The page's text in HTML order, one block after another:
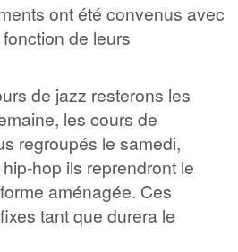
ont été convenus avec
de leurs
de jazz resterons les
les cours de
regroupés le samedi,
hop ils reprendront le
aménagée. Ces
tant que durera le